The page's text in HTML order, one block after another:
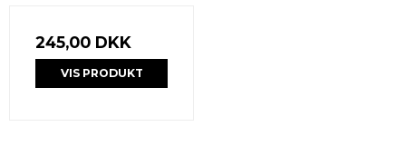
245,00 DKK
VIS PRODUKT